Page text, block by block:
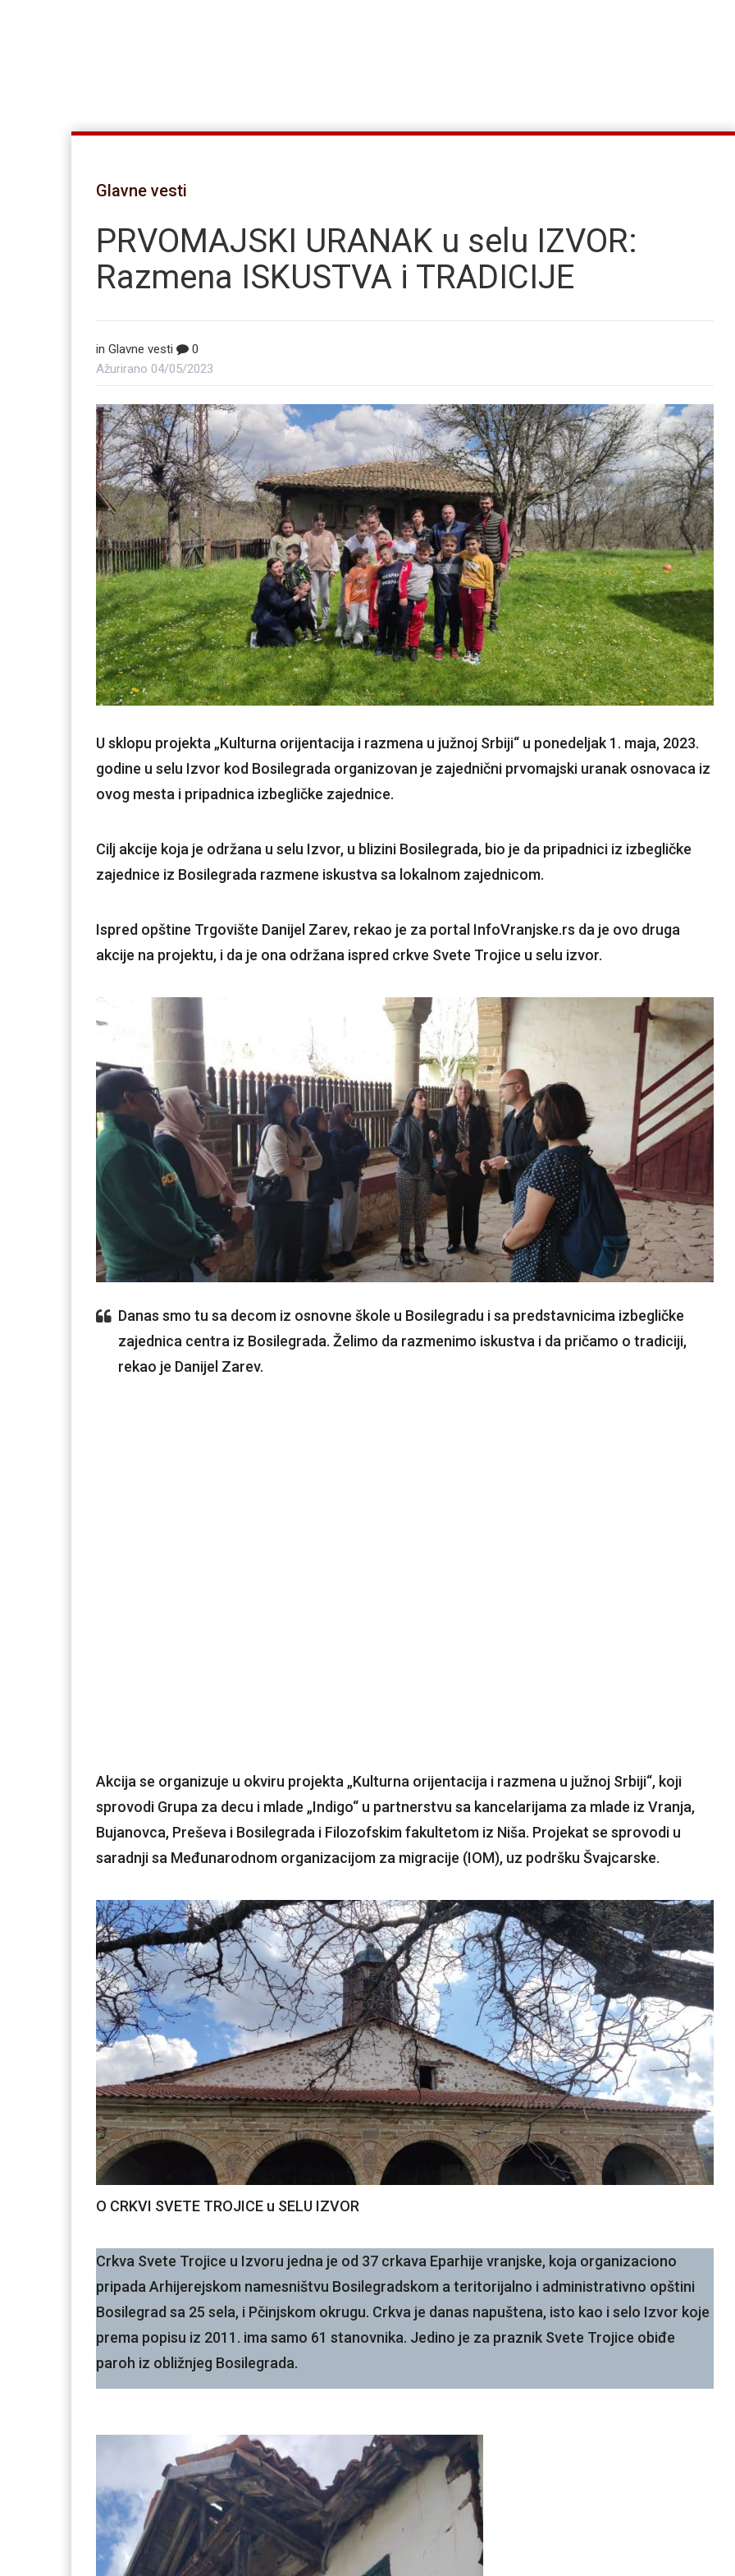
Glavne vesti
PRVOMAJSKI URANAK u selu IZVOR:
Razmena ISKUSTVA i TRADICIJE
in Glavne vesti
0
Ažurirano 04/05/2023
U sklopu projekta „Kulturna orijentacija i razmena u južnoj Srbiji“ u ponedeljak 1. maja, 2023.
godine u selu Izvor kod Bosilegrada organizovan je zajednični prvomajski uranak osnovaca iz
ovog mesta i pripadnica izbegličke zajednice.
Cilj akcije koja je održana u selu Izvor, u blizini Bosilegrada, bio je da pripadnici iz izbegličke
zajednice iz Bosilegrada razmene iskustva sa lokalnom zajednicom.
Ispred opštine Trgovište Danijel Zarev, rekao je za portal InfoVranjske.rs da je ovo druga
akcije na projektu, i da je ona održana ispred crkve Svete Trojice u selu izvor.
Danas smo tu sa decom iz osnovne škole u Bosilegradu i sa predstavnicima izbegličke
zajednica centra iz Bosilegrada. Želimo da razmenimo iskustva i da pričamo o tradiciji,
rekao je Danijel Zarev.
Akcija se organizuje u okviru projekta „Kulturna orijentacija i razmena u južnoj Srbiji“, koji
sprovodi Grupa za decu i mlade „Indigo“ u partnerstvu sa kancelarijama za mlade iz Vranja,
Bujanovca, Preševa i Bosilegrada i Filozofskim fakultetom iz Niša. Projekat se sprovodi u
saradnji sa Međunarodnom organizacijom za migracije (IOM), uz podršku Švajcarske.
O CRKVI SVETE TROJICE u SELU IZVOR
Crkva Svete Trojice u Izvoru jedna je od 37 crkava Eparhije vranjske, koja organizaciono
pripada Arhijerejskom namesništvu Bosilegradskom a teritorijalno i administrativno opštini
Bosilegrad sa 25 sela, i Pčinjskom okrugu. Crkva je danas napuštena, isto kao i selo Izvor koje
prema popisu iz 2011. ima samo 61 stanovnika. Jedino je za praznik Svete Trojice obiđe
paroh iz obližnjeg Bosilegrada.